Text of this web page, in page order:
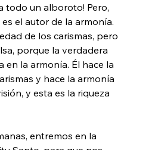
todo un alboroto! Pero,
el autor de la armonía.
de los carismas, pero
porque la verdadera
en la armonía. Él hace la
y hace la armonía
y esta es la riqueza
entremos en la